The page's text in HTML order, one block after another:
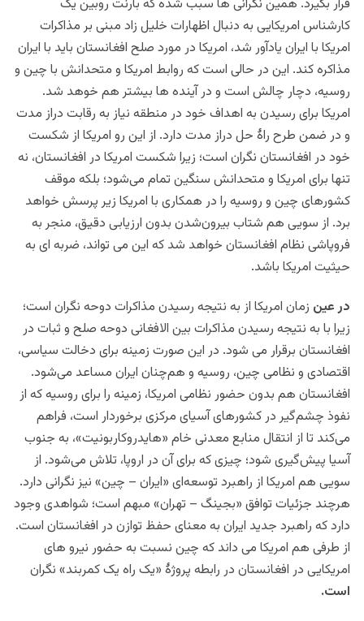
قرار بگیرد. همین نگرانی ها سبب شده که بارنت روبین یک
کارشناس امریکایی به دنبال اظهارات خلیل زاد مبنی بر مذاکرات
امریکا با ایران یادآور شد، امریکا در مورد صلح افغانستان باید با ایران
مذاکره کند. این در حالی است که روابط امریکا و متحدانش با چین و
روسیه، دچار چالش است و در آینده ها بیشتر هم خوهد شد.
امریکا برای رسیدن به اهداف خود در منطقه نیاز به رقابت دراز مدت
و در ضمن طرح راۀ حل دراز مدت دارد. از این رو امریکا از شکست
خود در افغانستان نگران است؛ زیرا شکست امریکا در افغانستان، نه
تنها برای امریکا و متحدانش سنگین تمام می‌شود؛ بلکه موقف
کشورهای چین و روسیه را در همکاری با امریکا زیر پرسش خواهد
برد. از سویی هم شتاب بیرون‌شدن بدون ارزیابی دقیق، منجر به
فروپاشی نظام افغانستان خواهد شد که این می تواند، ضربه ای به
حیثیت امریکا باشد.
در عین زمان امریکا از به نتیجه رسیدن مذاکرات دوحه نگران است؛
زیرا با به نتیجه رسیدن مذاکرات بین الافغانی دوحه صلح و ثبات در
افغانستان برقرار می شود. در این صورت زمینه برای دخالت سیاسی،
اقتصادی و نظامی چین، روسیه و هم‌چنان ایران مساعد می‌شود.
افغانستان هم بدون حضور نظامی امریکا، زمینه را برای روسیه که از
نفوذ چشم‌گیر در کشورهای آسیای مرکزی برخوردار است، فراهم
می‌کند تا از انتقال منابع معدنی خام «هایدروکاربونیت»، به جنوب
آسیا پیش‌گیری شود؛ چیزی که برای آن در اروپا، تلاش می‌شود. از
سویی هم امریکا از راهبرد توسعه‌ای «ایران – چین» نیز نگرانی دارد.
هرچند جزئیات توافق «بجینگ – تهران» مبهم است؛ شواهدی وجود
دارد که راهبرد جدید ایران به معنای حفظ توازن در افغانستان است.
از طرفی هم امریکا می داند که چین نسبت به حضور نیرو های
امریکایی در افغانستان در رابطه پروژۀ «یک راه یک کمربند» نگران
است.